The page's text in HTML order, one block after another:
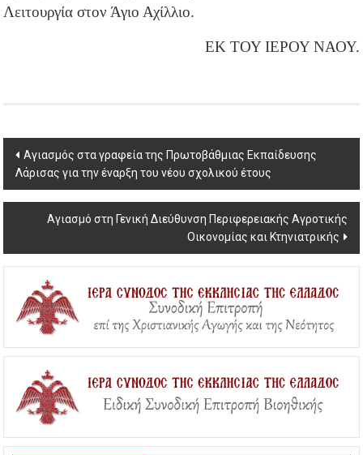
Λειτουργία στον Άγιο Αχίλλιο.
ΕΚ ΤΟΥ ΙΕΡΟΥ ΝΑΟΥ.
Post
navigation
Αγιασμός στα γραφεία της Πρωτοβάθμιας Εκπαίδευσης
Λάρισας για την έναρξη του νέου σχολικού έτους
Αγιασμό στη Γενική Διεύθυνση Περιφερειακής Αγροτικής
Οικονομίας και Κτηνιατρικής